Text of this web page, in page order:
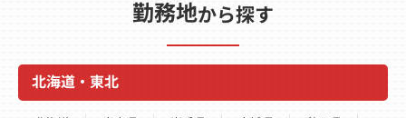
勤務地から探す
北海道・東北